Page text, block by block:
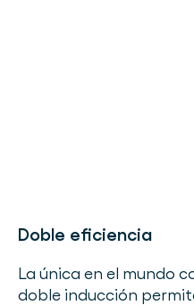
Doble eficiencia
La única en el mundo
doble inducción